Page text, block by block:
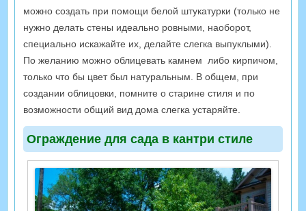
можно создать при помощи белой штукатурки (только не
нужно делать стены идеально ровными, наоборот,
специально искажайте их, делайте слегка выпуклыми).
По желанию можно облицевать камнем либо кирпичом,
только что бы цвет был натуральным. В общем, при
создании облицовки, помните о старине стиля и по
возможности общий вид дома слегка устаряйте.
Ограждение для сада в кантри стиле